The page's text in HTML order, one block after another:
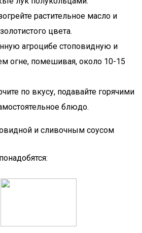
растительное масло и
цвета.
агроцибе стоповидную и
огне, помешивая, около 10-15
по вкусу, подавайте горячими
блюдо.
и сливочным соусом